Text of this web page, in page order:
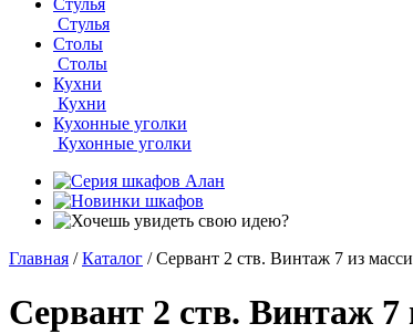
Стулья
Стулья
Столы
Столы
Кухни
Кухни
Кухонные уголки
Кухонные уголки
Главная / Каталог / Сервант 2 ств. Винтаж 7 из
Сервант 2 ств. Винтаж 7